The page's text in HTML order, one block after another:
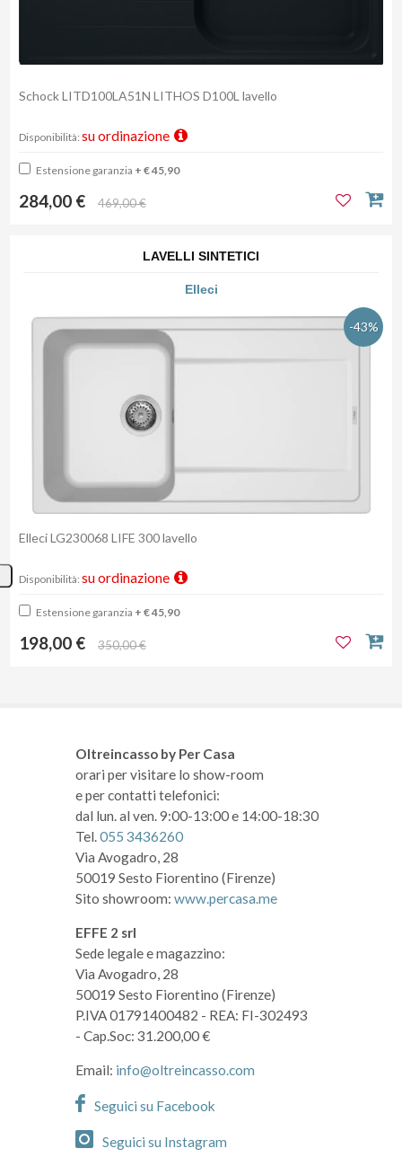
Schock LITD100LA51N LITHOS D100L lavello
Disponibilità: su ordinazione
Estensione garanzia + € 45,90
284,00 € 469,00 €
LAVELLI SINTETICI
Elleci
-43%
Elleci LG230068 LIFE 300 lavello
Disponibilità: su ordinazione
Estensione garanzia + € 45,90
198,00 € 350,00 €
Oltreincasso by Per Casa
orari per visitare lo show-room
e per contatti telefonici:
dal lun. al ven. 9:00-13:00 e 14:00-18:30
Tel.055 3436260
Via Avogadro, 28
50019 Sesto Fiorentino (Firenze)
Sito showroom: www.percasa.me
EFFE 2 srl
Sede legale e magazzino:
Via Avogadro, 28
50019 Sesto Fiorentino (Firenze)
P.IVA 01791400482 - REA: FI-302493
- Cap.Soc: 31.200,00 €
Email: info@oltreincasso.com
Seguici su Facebook
Seguici su Instagram